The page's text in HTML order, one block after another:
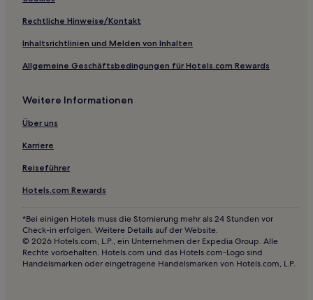
Rača: Hotels
Hotels nahe Stadion Pasienky
Hotels nahe Atlantis Wissenschaftszentrum
Hotels nahe Einkaufszentrum Eurovea
Hotels nahe Bahnhof Bratislava-Nové Mesto
Hotels nahe Blaue Kirche
Rechtliche Hinweise/Kontakt
Inhaltsrichtlinien und Melden von Inhalten
Allgemeine Geschäftsbedingungen für Hotels.com Rewards
Weitere Informationen
Über uns
Karriere
Reiseführer
Hotels.com Rewards
*Bei einigen Hotels muss die Stornierung mehr als 24 Stunden vor
Check-in erfolgen. Weitere Details auf der Website.
© 2026 Hotels.com, L.P., ein Unternehmen der Expedia Group. Alle
Rechte vorbehalten. Hotels.com und das Hotels.com-Logo sind
Handelsmarken oder eingetragene Handelsmarken von Hotels.com, L.P.